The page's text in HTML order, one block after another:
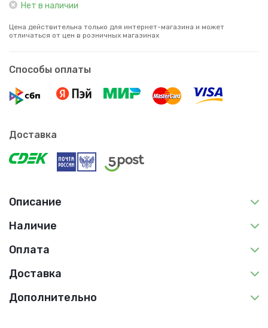
Нет в наличии
Цена действительна только для интернет-магазина и может
отличаться от цен в розничных магазинах
Способы оплаты
Доставка
Описание
Наличие
Оплата
Доставка
Дополнительно